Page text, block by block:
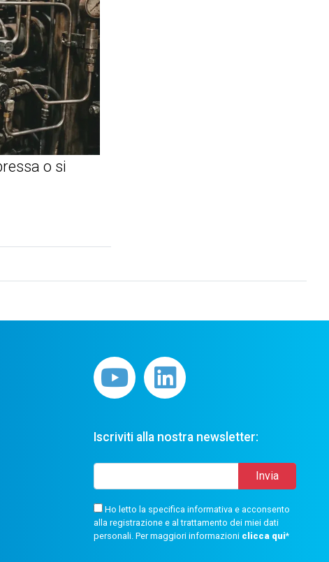
o si
Iscriviti alla nostra newsletter:
Ho letto la specifica informativa e acconsento
alla registrazione e al trattamento dei miei dati
personali. Per maggiori informazioni clicca qui*